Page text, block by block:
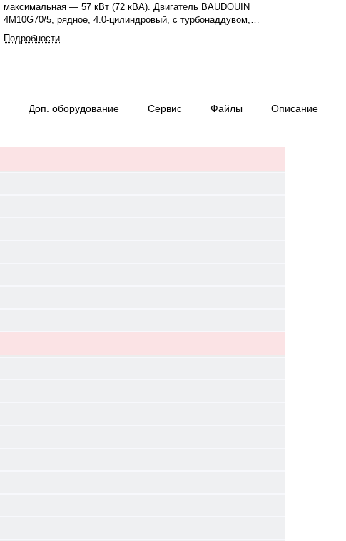
максимальная — 57 кВт (72 кВА). Двигатель BAUDOUIN
4M10G70/5, рядное, 4.0-цилиндровый, с турбонаддувом,
электронный регулятором оборотов. Объём двигателя — 4.087
л. Система охлаждения — жидкостная, объём — 9.4 л, смазки
17.5:1. Вес — 850 кг, габариты: 1900×870×1180 мм.
Подробности
Доп. оборудование Сервис Файлы Описание